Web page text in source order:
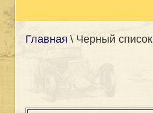
Главная \ Черный список